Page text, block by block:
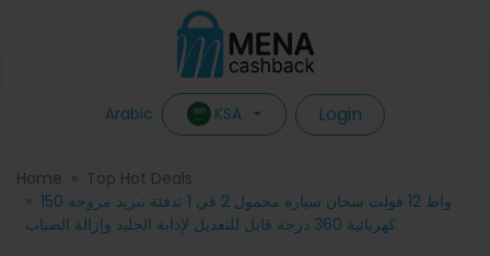
Arabic KSA Login
Home
Top Hot Deals
150 واط 12 فولت سخان سيارة محمول 2 في 1 تدفئة تبريد مروحة
كهربائية 360 درجة قابل للتعديل لإذابة الجليد وإزالة الضباب